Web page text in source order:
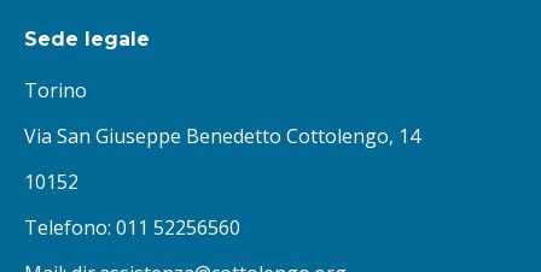
Sede legale
Torino
Via San Giuseppe Benedetto Cottolengo, 14
10152
Telefono: 011 52256560